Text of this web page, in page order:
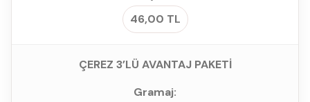
46,00 TL
ÇEREZ 3’LÜ AVANTAJ PAKETİ